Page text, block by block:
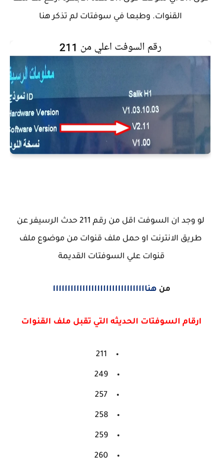
القنوات. وطبعا في سوفتات لم تذكر هنا
لو وجد ان السوفت اقل من رقم 211 حدث الرسيفر عن
طريق الانترنت او حمل ملف قنوات من موضوع ملف
قنوات علي السوفتات القديمة
من هناااااااااااااااااااااااااااااااا
ارقام السوفتات الحديثه التي تقبل ملف القنوات
211
249
257
258
259
260